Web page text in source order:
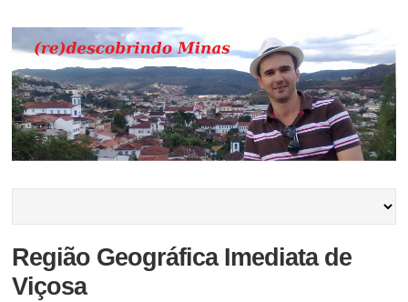
Região Geográfica Imediata de
Viçosa